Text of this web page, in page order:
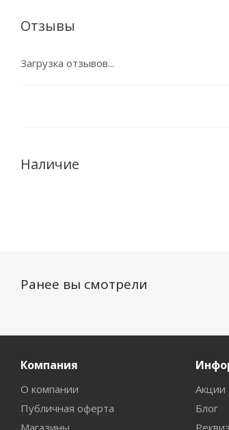
Отзывы
Загрузка отзывов...
Наличие
Ранее вы смотрели
Компания
О компании
Публичная оферта
Магазины
Акции
Блог